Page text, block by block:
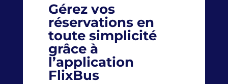
Gérez vos
réservations en
toute simplicité
grâce à
l’application
FlixBus